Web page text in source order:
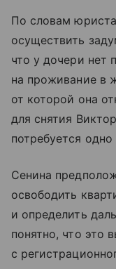
По словам
осуществить
что у дочери нет
на проживание в
от которой она
для снятия
потребуется
Сенина
освободить
и определить
понятно, что это
с